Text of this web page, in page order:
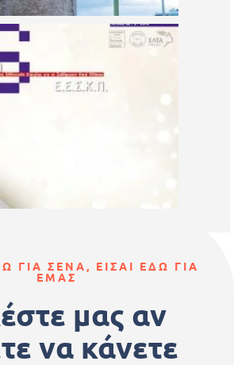
ΓΙΑ ΣΕΝΑ, ΕΙΣΑΙ ΕΔΩ ΓΙΑ
ΕΜΑΣ
μας αν
να κάνετε